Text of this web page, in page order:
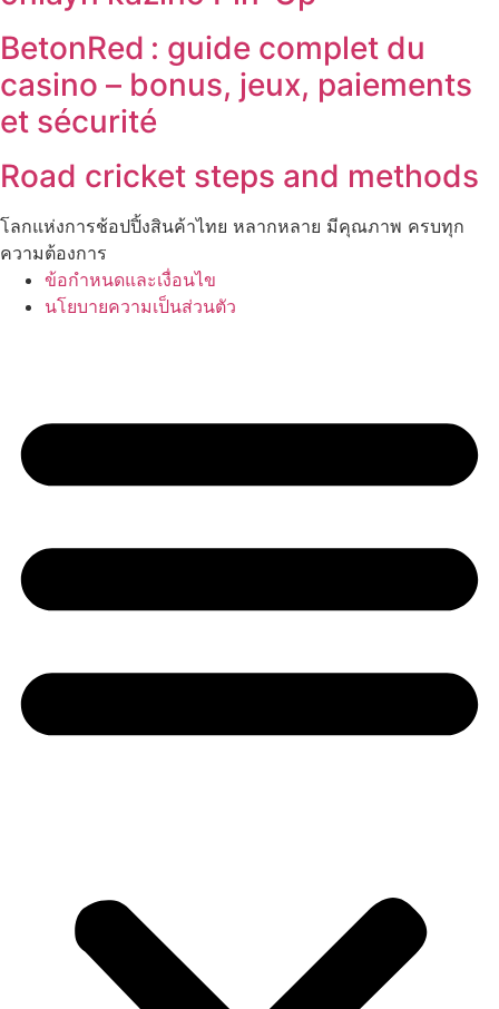
BetonRed : guide complet du
casino – bonus, jeux, paiements
et sécurité
Road cricket steps and methods
โลกแห่งการช้อปปิ้งสินค้าไทย หลากหลาย มีคุณภาพ ครบทุก
ความต้องการ
ข้อกำหนดและเงื่อนไข
นโยบายความเป็นส่วนตัว